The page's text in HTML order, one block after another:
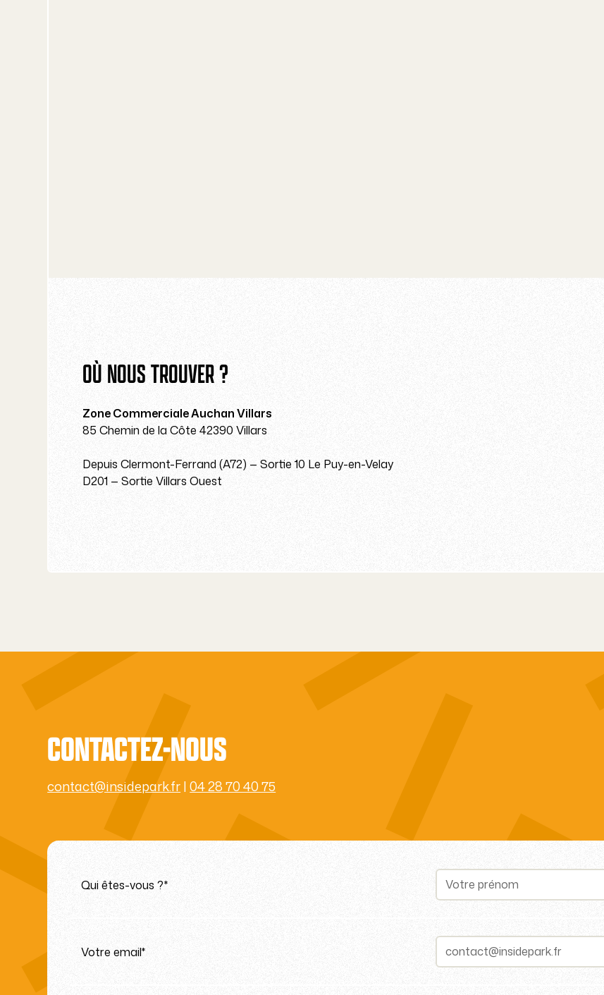
OÙ NOUS TROUVER ?
Zone Commerciale Auchan Villars
85 Chemin de la Côte 42390 Villars
Depuis Clermont-Ferrand (A72) — Sortie 10 Le Puy-en-Velay
D201 — Sortie Villars Ouest
CONTACTEZ-NOUS
contact@insidepark.fr|04 28 70 40 75
Qui êtes-vous ?*
Votre email*